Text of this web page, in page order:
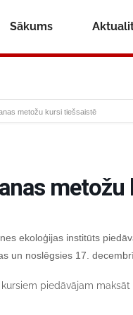
Sākums
metožu kursi tiešsaistē
ekoloģijas institūts
un noslēgsies 17.
kursiem piedāvājam